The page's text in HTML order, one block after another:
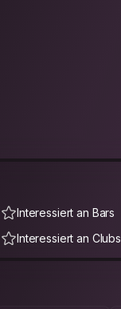
Interessiert an Bars
Interessiert an Clubs